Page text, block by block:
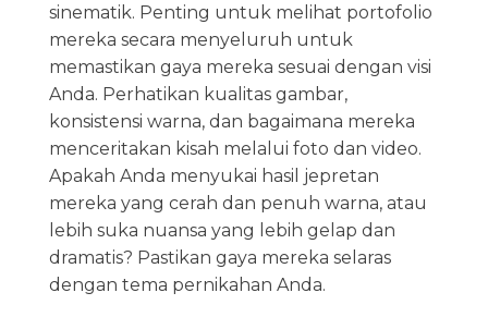
sinematik. Penting untuk melihat portofolio
mereka secara menyeluruh untuk
memastikan gaya mereka sesuai dengan visi
Anda. Perhatikan kualitas gambar,
konsistensi warna, dan bagaimana mereka
menceritakan kisah melalui foto dan video.
Apakah Anda menyukai hasil jepretan
mereka yang cerah dan penuh warna, atau
lebih suka nuansa yang lebih gelap dan
dramatis? Pastikan gaya mereka selaras
dengan tema pernikahan Anda.